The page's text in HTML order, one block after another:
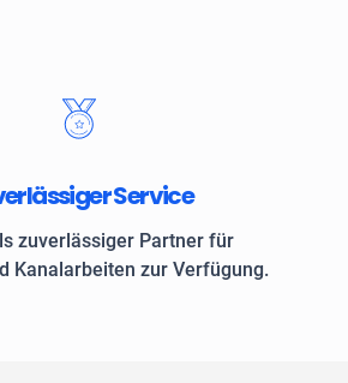
Service
zuverlässiger Partner für
Kanalarbeiten zur Verfügung.